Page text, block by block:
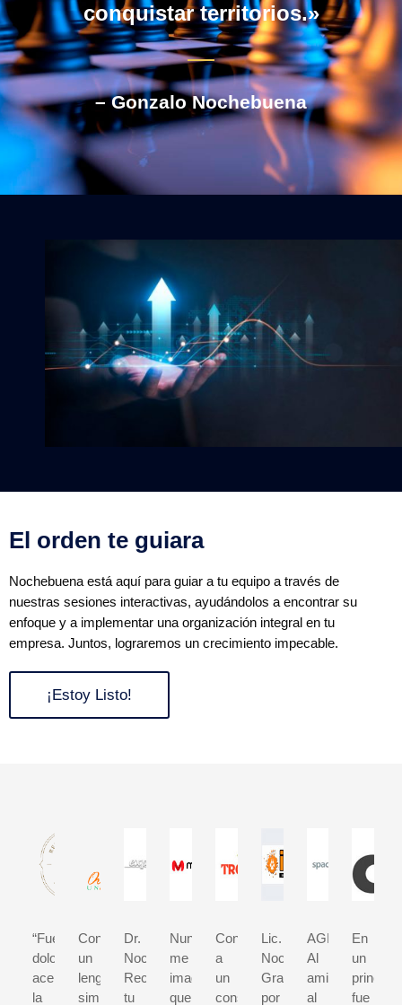
conquistar territorios.»
– Gonzalo Nochebuena
El orden te guiara
Nochebuena está aquí para guiar a tu equipo a través de
nuestras sesiones interactivas, ayudándolos a encontrar su
enfoque y a implementar una organización integral en tu
empresa. Juntos, lograremos un crecimiento impecable.
¡Estoy Listo!
“Fue
doloroso
aceptar
la
Con
un
lenguaje
simple
Dr.
Nochebuena
Reconocemos
tu
Nunca
me
imaginé
que
Contratar
a
un
consultor
Lic.
Nochebuena
Gracias
por
Al
amigo,
al
En
un
principio
fue